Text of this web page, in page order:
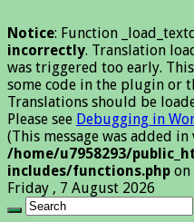
Notice: Function
incorrectly. Translation
was triggered too early.
some code in the plugin or
Translations should be
Please see Debugging in
(This message was added in
/home/u7958293/
includes/functions.php on
Friday , 7 August 2026